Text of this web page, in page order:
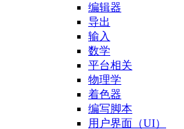
编辑器
导出
输入
数学
平台相关
物理学
着色器
编写脚本
用户界面（UI）